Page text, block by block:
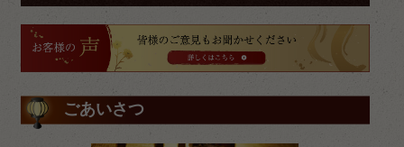
ごあいさつ